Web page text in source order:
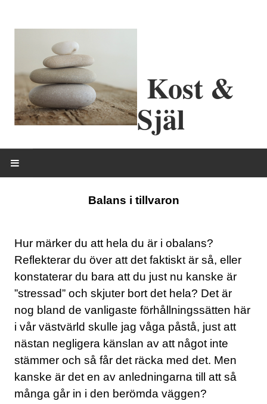
Kost &
Själ
KONTAKT
LAVENDELGÖMMAN
INTEGRITETSPOLICY
RECEPT
Balans i tillvaron
Hur märker du att hela du är i obalans?
Reflekterar du över att det faktiskt är så, eller
konstaterar du bara att du just nu kanske är
”stressad” och skjuter bort det hela? Det är
nog bland de vanligaste förhållningssätten här
i vår västvärld skulle jag våga påstå, just att
nästan negligera känslan av att något inte
stämmer och så får det räcka med det. Men
kanske är det en av anledningarna till att så
många går in i den berömda väggen?